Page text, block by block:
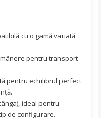
cu o gamă variată
pentru transport
pentru echilibrul perfect
ideal pentru
de configurare.